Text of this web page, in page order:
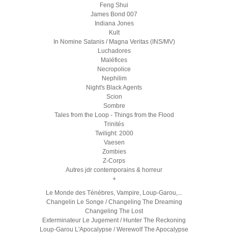
Feng Shui
James Bond 007
Indiana Jones
Kult
In Nomine Satanis / Magna Veritas (INS/MV)
Luchadores
Maléfices
Necropolice
Nephilim
Night's Black Agents
Scion
Sombre
Tales from the Loop - Things from the Flood
Trinités
Twilight: 2000
Vaesen
Zombies
Z-Corps
Autres jdr contemporains & horreur
+
Le Monde des Ténèbres, Vampire, Loup-Garou,...
Changelin Le Songe / Changeling The Dreaming
Changeling The Lost
Exterminateur Le Jugement / Hunter The Reckoning
Loup-Garou L'Apocalypse / Werewolf The Apocalypse